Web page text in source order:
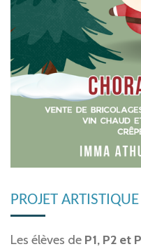
PROJET
Les élèves de P1, P2 et